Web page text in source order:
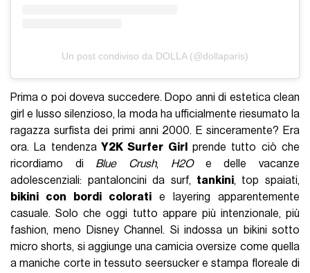
Un post condiviso da DOLLA (@dollaparis)
Prima o poi doveva succedere. Dopo anni di estetica clean
girl e lusso silenzioso, la moda ha ufficialmente riesumato la
ragazza surfista dei primi anni 2000. E sinceramente? Era
ora. La tendenzaY2K Surfer Girl
prende tutto ciò che
ricordiamo di Blue Crush, H2Oe delle vacanze
adolescenziali: pantaloncini da surf, tankini, top spaiati,
bikini con bordi colorati e layering apparentemente
casuale. Solo che oggi tutto appare più intenzionale, più
fashion, meno Disney Channel. Si indossa un bikini sotto
micro shorts, si aggiunge una camicia oversize come quella
a maniche corte in tessuto seersucker e stampa floreale di